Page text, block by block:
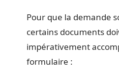
Pour que la demande
certains documents
impérativement
formulaire :